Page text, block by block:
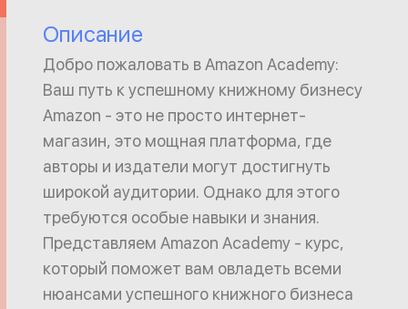
Описание
Добро пожаловать в Amazon Academy:
Ваш путь к успешному книжному бизнесу
Amazon - это не просто интернет-
магазин, это мощная платформа, где
авторы и издатели могут достигнуть
широкой аудитории. Однако для этого
требуются особые навыки и знания.
Представляем Amazon Academy - курс,
который поможет вам овладеть всеми
нюансами успешного книжного бизнеса